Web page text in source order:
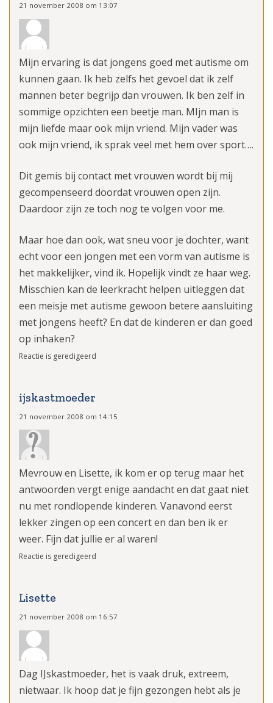
21 november 2008 om 13:07
Mijn ervaring is dat jongens goed met autisme om
kunnen gaan. Ik heb zelfs het gevoel dat ik zelf
mannen beter begrijp dan vrouwen. Ik ben zelf in
sommige opzichten een beetje man. MIjn man is
mijn liefde maar ook mijn vriend. Mijn vader was
ook mijn vriend, ik sprak veel met hem over sport….
Dit gemis bij contact met vrouwen wordt bij mij
gecompenseerd doordat vrouwen open zijn.
Daardoor zijn ze toch nog te volgen voor me.
Maar hoe dan ook, wat sneu voor je dochter, want
echt voor een jongen met een vorm van autisme is
het makkelijker, vind ik. Hopelijk vindt ze haar weg.
Misschien kan de leerkracht helpen uitleggen dat
een meisje met autisme gewoon betere aansluiting
met jongens heeft? En dat de kinderen er dan goed
op inhaken?
Reactie is geredigeerd
ijskastmoeder
21 november 2008 om 14:15
Mevrouw en Lisette, ik kom er op terug maar het
antwoorden vergt enige aandacht en dat gaat niet
nu met rondlopende kinderen. Vanavond eerst
lekker zingen op een concert en dan ben ik er
weer. Fijn dat jullie er al waren!
Reactie is geredigeerd
Lisette
21 november 2008 om 16:57
Dag IJskastmoeder, het is vaak druk, extreem,
nietwaar. Ik hoop dat je fijn gezongen hebt als je